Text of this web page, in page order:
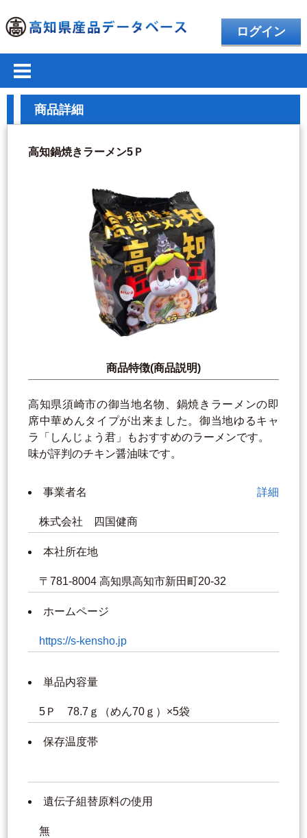
ログイン
商品詳細
高知鍋焼きラーメン5Ｐ
商品特徴(商品説明)
高知県須崎市の御当地名物、鍋焼きラーメンの即
席中華めんタイプが出来ました。御当地ゆるキャ
ラ「しんじょう君」もおすすめのラーメンです。
味が評判のチキン醤油味です。
事業者名 詳細
株式会社 四国健商
本社所在地
〒781-8004 高知県高知市新田町20-32
ホームページ
https://s-kensho.jp
単品内容量
5Ｐ 78.7ｇ（めん70ｇ）×5袋
保存温度帯
遺伝子組替原料の使用
無